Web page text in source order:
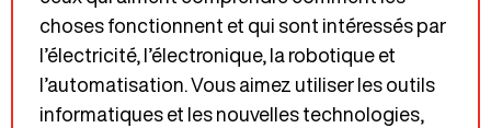
choses fonctionnent et qui sont intéressés par
l’électricité, l’électronique, la robotique et
l’automatisation. Vous aimez utiliser les outils
informatiques et les nouvelles technologies,